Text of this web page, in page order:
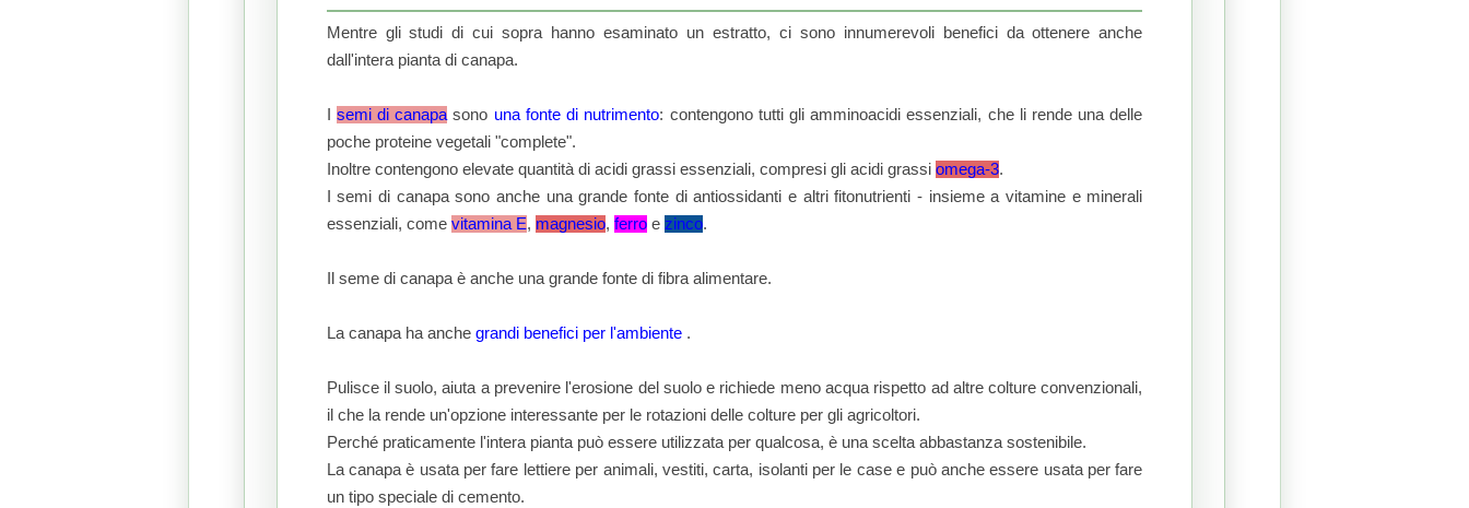
Mentre gli studi di cui sopra hanno esaminato un estratto, ci sono innumerevoli benefici da ottenere anche
dall'intera pianta di canapa.
semi di canapasono una fonte di nutrimento: contengono tutti gli amminoacidi essenziali, che li rende una delle
poche proteine ​​vegetali "complete".
Inoltre contengono elevate quantità di acidi grassi essenziali, compresi gli acidi grassi omega-3.
I semi di canapa sono anche una grande fonte di antiossidanti e altri fitonutrienti - insieme a vitamine e minerali
essenziali, come vitamina E, magnesio, ferroe zinco.
Il seme di canapa è anche una grande fonte di fibra alimentare.
La canapa ha anche grandi benefici per l'ambiente.
Pulisce il suolo, aiuta a prevenire l'erosione del suolo e richiede meno acqua rispetto ad altre colture convenzionali,
il che la rende un'opzione interessante per le rotazioni delle colture per gli agricoltori.
Perché praticamente l'intera pianta può essere utilizzata per qualcosa, è una scelta abbastanza sostenibile.
La canapa è usata per fare lettiere per animali, vestiti, carta, isolanti per le case e può anche essere usata per fare
un tipo speciale di cemento.